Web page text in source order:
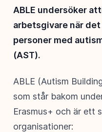
ABLE undersöker
arbetsgivare när
personer med
(AST).
ABLE (Autism
som står bakom
Erasmus+ och är ett
organisationer: